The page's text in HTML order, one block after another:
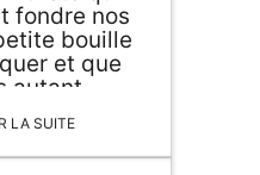
fondre nos
bouille
et que
autant
de cet
votre chat,
un
LA SUITE